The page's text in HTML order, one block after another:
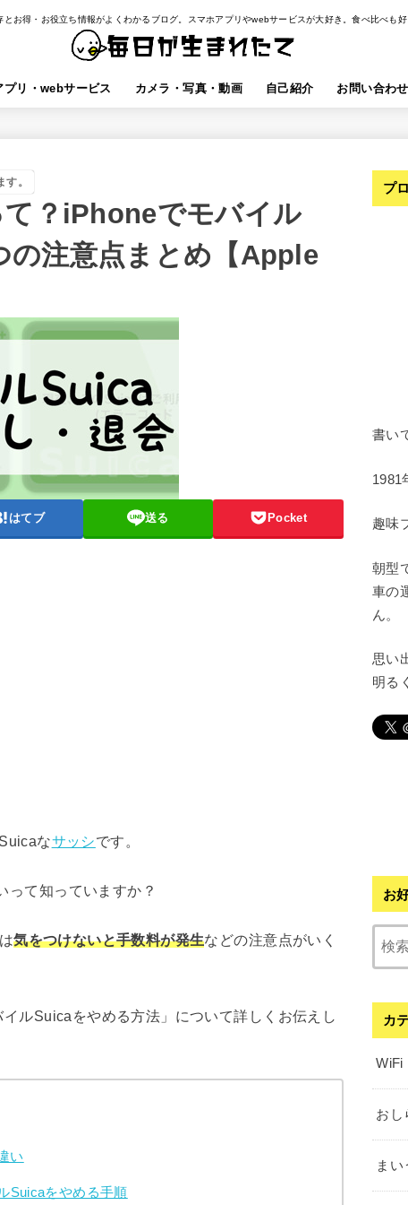
とお得・お役立ち情報がよくわかるブログ。スマホアプリやwebサービスが大好き。食べ比べも好
プリ・webサービス カメラ・写真・動画 自己紹介 お問い合わせ
。
？iPhoneでモバイル
の注意点まとめ【Apple
はてブ 送る Pocket
なサッシです。
って知っていますか？
気をつけないと手数料が発生などの注意点がいく
ルSuicaをやめる方法」について詳しくお伝えし
い
Suicaをやめる手順
プ
書い
1981
趣味
朝型
車の
ん。
思い
明る
お
カ
WiFi
おし
ま